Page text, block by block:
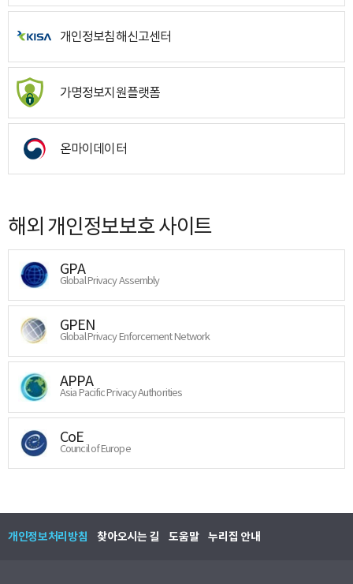
개인정보침해신고센터
가명정보지원플랫폼
온마이데이터
해외 개인정보보호 사이트
GPA
Global Privacy Assembly
GPEN
Global Privacy Enforcement Network
APPA
Asia Pacific Privacy Authorities
CoE
Council of Europe
개인정보처리방침 찾아오시는 길 도움말 누리집 안내